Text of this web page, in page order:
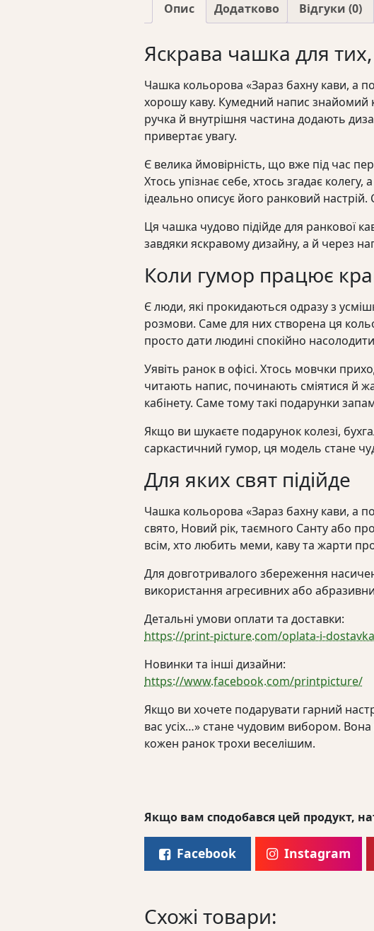
Опис Додатково Відгуки (0)
Яскрава чашка для
Чашка кольорова «Зараз бахну кави, а
хорошу каву. Кумедний напис знайомий
ручка й внутрішня частина додають
привертає увагу.
Є велика ймовірність, що вже під час
Хтось упізнає себе, хтось згадає
ідеально описує його ранковий
Ця чашка чудово підійде для ранкової
завдяки яскравому дизайну, а й через
Коли гумор працює
Є люди, які прокидаються одразу з
розмови. Саме для них створена ця
просто дати людині спокійно
Уявіть ранок в офісі. Хтось мовчки
читають напис, починають сміятися й
кабінету. Саме тому такі подарунки
Якщо ви шукаєте подарунок колезі,
саркастичний гумор, ця модель стане
Для яких свят підійде
Чашка кольорова «Зараз бахну кави, а
свято, Новий рік, таємного Санту або
всім, хто любить меми, каву та жарти
Для довготривалого збереження
використання агресивних або
Детальні умови оплати та доставки:
https://print-picture.com/oplata-i-
Новинки та інші дизайни:
https://www.facebook.com/printpicture/
Якщо ви хочете подарувати гарний
вас усіх…» стане чудовим вибором.
кожен ранок трохи веселішим.
Якщо вам сподобався цей продукт,
Facebook Instagram
Схожі товари: